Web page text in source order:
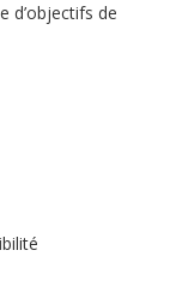
d’objectifs de